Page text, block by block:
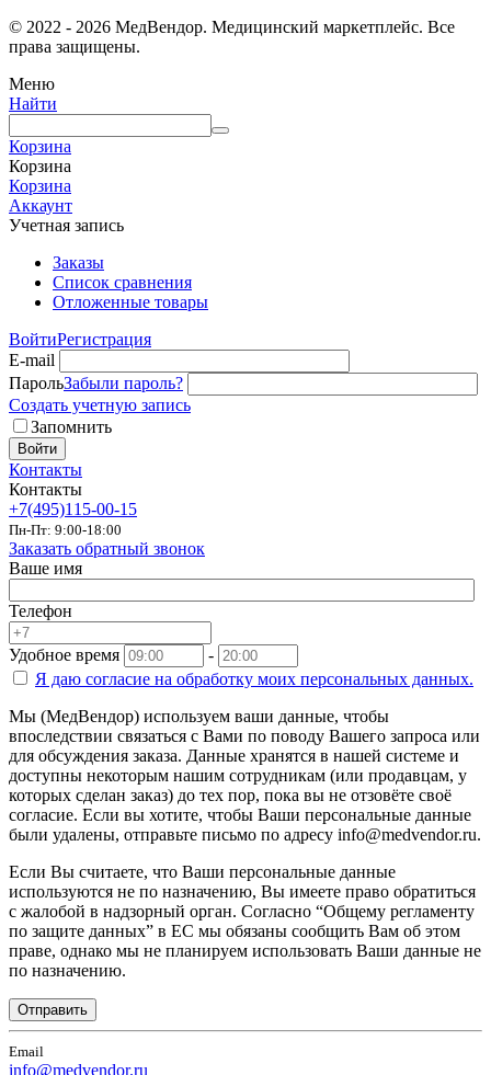
© 2022 - 2026 МедВендор. Медицинский маркетплейс. Все
права защищены.
Меню
Найти
Корзина
Корзина
Корзина
Аккаунт
Учетная запись
Заказы
Список сравнения
Отложенные товары
ВойтиРегистрация
E-mail
ПарольЗабыли пароль?
Создать учетную запись
Запомнить
Войти
Контакты
Контакты
+7(495)115-00-15
Пн-Пт: 9:00-18:00
Заказать обратный звонок
Ваше имя
Телефон
Удобное время
-
Я даю согласие на обработку моих персональных данных.
Мы (МедВендор) используем ваши данные, чтобы
впоследствии связаться с Вами по поводу Вашего запроса или
для обсуждения заказа. Данные хранятся в нашей системе и
доступны некоторым нашим сотрудникам (или продавцам, у
которых сделан заказ) до тех пор, пока вы не отзовёте своё
согласие. Если вы хотите, чтобы Ваши персональные данные
были удалены, отправьте письмо по адресу info@medvendor.ru.
Если Вы считаете, что Ваши персональные данные
используются не по назначению, Вы имеете право обратиться
с жалобой в надзорный орган. Согласно “Общему регламенту
по защите данных” в ЕС мы обязаны сообщить Вам об этом
праве, однако мы не планируем использовать Ваши данные не
по назначению.
Отправить
Email
info@medvendor.ru